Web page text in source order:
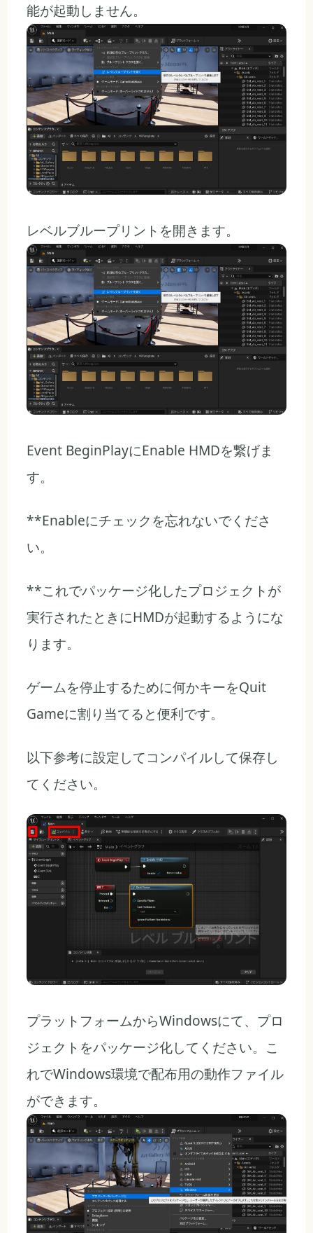
能が起動しません。
レベルブループリントを開きます。
Event BeginPlayにEnable HMDを繋げま
す。
**Enableにチェックを忘れないでくださ
い。
**これでパッケージ化したプロジェクトが
実行されたときにHMDが起動するようにな
ります。
ゲームを停止するために何かキーをQuit
Gameに割り当てると便利です。
以下参考に設定してコンパイルして保存し
てください。
プラットフォームからWindowsにて、プロ
ジェクトをパッケージ化してください。こ
れでWindows環境で配布用の動作ファイル
ができます。